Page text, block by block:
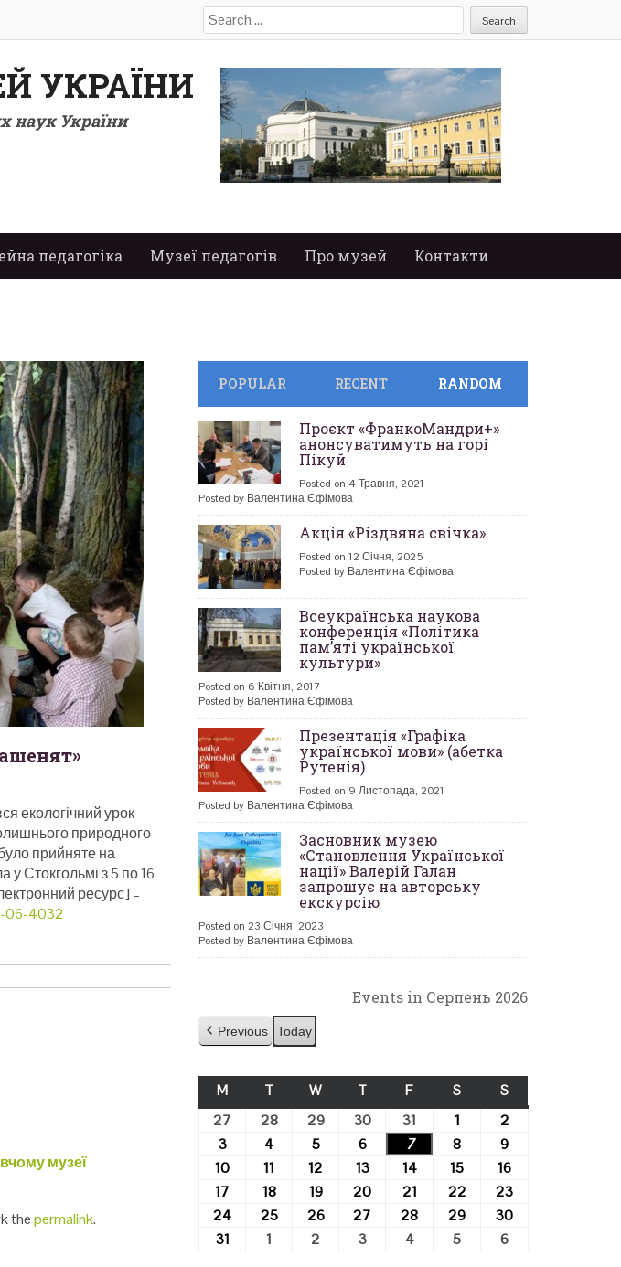
Search
for:
УКРАЇНИ
наук України
педагогіка Музеї педагогів Про музей Контакти
екологічний урок
природного
прийняте на
у Стокгольмі з 5 по 16
ресурс] –
06-4032
музеї
thepermalink.
POPULAR RECENT RANDOM
Проєкт «ФранкоМандри+»
анонсуватимуть на горі
Пікуй
Posted on 4 Травня, 2021
Posted by Валентина Єфімова
Акція «Різдвяна свічка»
Posted on 12 Січня, 2025
Posted by Валентина Єфімова
Всеукраїнська наукова
конференція «Політика
пам’яті української
культури»
Posted on 6 Квітня, 2017
Posted by Валентина Єфімова
Презентація «Графіка
української мови» (абетка
Рутенія)
Posted on 9 Листопада, 2021
Posted by Валентина Єфімова
Засновник музею
«Становлення Української
нації» Валерій Галан
запрошує на авторську
екскурсію
Posted on 23 Січня, 2023
Posted by Валентина Єфімова
Events in Серпень 2026
Previous Today
MПОНЕДІЛОК
TВІВТОРОК
WСЕРЕДА
TЧЕТВЕР
FП’ЯТНИЦЯ
SСУБОТА
SНЕДІЛЯ
27 27.07.2026
2828.07.2026
2929.07.2026
3030.07.2026
31 31.07.2026
1 01.08.2026
2
303.08.2026
4 04.08.2026
505.08.2026
606.08.2026
707.08.2026
8 08.08.2026
9
10 10.08.2026
11 11.08.2026
12 12.08.2026
1313.08.2026
1414.08.2026
15 15.08.2026
16
17 17.08.2026
1818.08.2026
1919.08.2026
20 20.08.2026
21 21.08.2026
22 22.08.2026
23
24 24.08.2026
2525.08.2026
2626.08.2026
27 27.08.2026
28 28.08.2026
29 29.08.2026
30
31 31.08.2026
1 01.09.2026
2 02.09.2026
303.09.2026
404.09.2026
5 05.09.2026
6